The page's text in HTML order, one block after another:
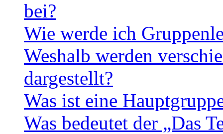
bei?
Wie werde ich
Weshalb werden
dargestellt?
Was ist eine
Was bedeutet der „Das